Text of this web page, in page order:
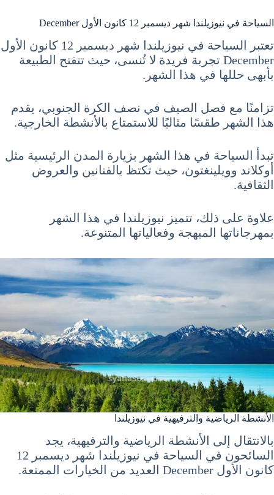
السياحة في نيوزيلندا شهر ديسمبر 12 كانون الأول December
تعتبر السياحة في نيوزيلندا شهر ديسمبر 12 كانون الأول
December تجربة فريدة لا تُنسى، حيث تتفتح الطبيعة
بأبهى حللها في هذا الشهر.
تزامنًا مع فصل الصيف في نصف الكرة الجنوبي، يقدم
هذا الشهر طقسًا مثاليًا للاستمتاع بالأنشطة الخارجية.
تبدأ السياحة في هذا الشهر بزيارة المدن الرئيسية مثل
أوكلاند وويلينغتون، حيث تكتظ بالفنانين والعروض
الثقافية.
علاوة على ذلك، تتميز نيوزيلندا في هذا الشهر
بمهرجاناتها المبهجة وفعالياتها المتنوعة.
الأنشطة الرياضية والترفيهية في نيوزيلندا
بالانتقال إلى الأنشطة الرياضية والترفيهية، يجد
السائحون في السياحة في نيوزيلندا شهر ديسمبر 12
كانون الأول December العديد من الخيارات الممتعة.